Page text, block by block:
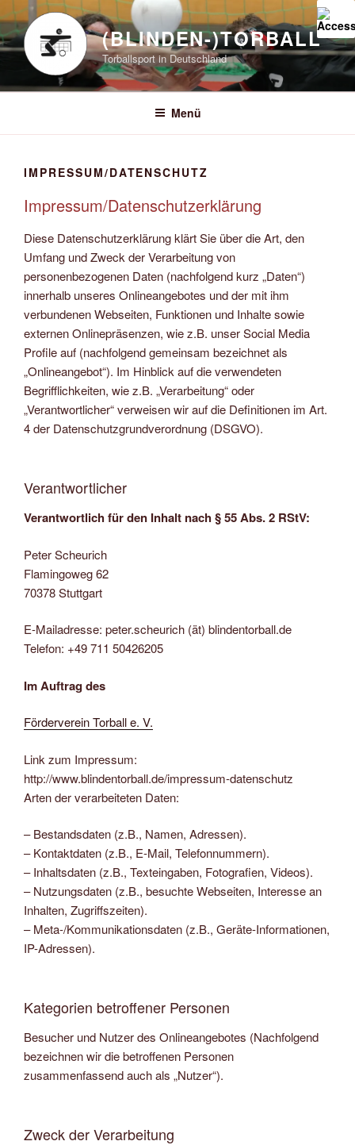
Zum
Inhalt
springen
(BLINDEN-)TORBALL
Torballsport in Deutschland
Menü
IMPRESSUM/DATENSCHUTZ
Impressum/Datenschutzerklärung
Diese Datenschutzerklärung klärt Sie über die Art, den
Umfang und Zweck der Verarbeitung von
personenbezogenen Daten (nachfolgend kurz „Daten“)
innerhalb unseres Onlineangebotes und der mit ihm
verbundenen Webseiten, Funktionen und Inhalte sowie
externen Onlinepräsenzen, wie z.B. unser Social Media
Profile auf (nachfolgend gemeinsam bezeichnet als
„Onlineangebot“). Im Hinblick auf die verwendeten
Begrifflichkeiten, wie z.B. „Verarbeitung“ oder
„Verantwortlicher“ verweisen wir auf die Definitionen im Art.
4 der Datenschutzgrundverordnung (DSGVO).
Verantwortlicher
Verantwortlich für den Inhalt nach § 55 Abs. 2 RStV:
Peter Scheurich
Flamingoweg 62
70378 Stuttgart
E-Mailadresse: peter.scheurich (ät) blindentorball.de
Telefon: +49 711 50426205
Im Auftrag des
Förderverein Torball e. V.
Link zum Impressum:
http://www.blindentorball.de/impressum-datenschutz
Arten der verarbeiteten Daten:
– Bestandsdaten (z.B., Namen, Adressen).
– Kontaktdaten (z.B., E-Mail, Telefonnummern).
– Inhaltsdaten (z.B., Texteingaben, Fotografien, Videos).
– Nutzungsdaten (z.B., besuchte Webseiten, Interesse an
Inhalten, Zugriffszeiten).
– Meta-/Kommunikationsdaten (z.B., Geräte-Informationen,
IP-Adressen).
Kategorien betroffener Personen
Besucher und Nutzer des Onlineangebotes (Nachfolgend
bezeichnen wir die betroffenen Personen
zusammenfassend auch als „Nutzer“).
Zweck der Verarbeitung